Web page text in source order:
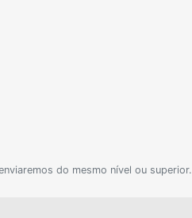
do mesmo nível ou superior.